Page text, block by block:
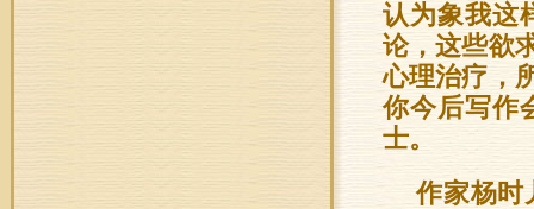
认为象我这
论，这些欲
心理治疗，
你今后写作
士。
作家杨时